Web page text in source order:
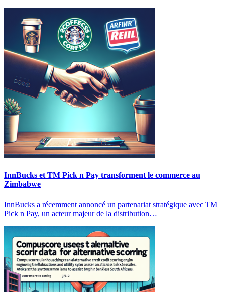
InnBucks et TM Pick n Pay transforment le commerce au
Zimbabwe
InnBucks a récemment annoncé un partenariat stratégique avec TM
Pick n Pay, un acteur majeur de la distribution…